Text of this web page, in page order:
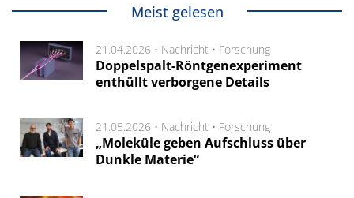
Meist gelesen
21.04.2026 • Nachricht • Forschung
Doppelspalt-Röntgenexperiment
enthüllt verborgene Details
21.05.2026 • Nachricht • Forschung
„Moleküle geben Aufschluss über
Dunkle Materie“